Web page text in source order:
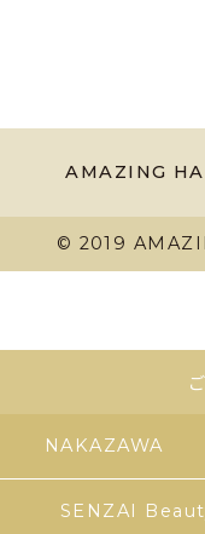
AMAZING
© 2019
NAKAZAWA
SENZAI